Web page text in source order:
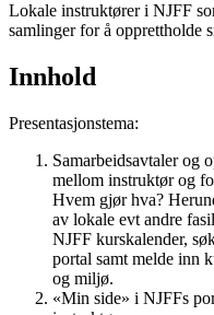
Lokale instruktører i NJFF
samlinger for å opprettholde
Innhold
Presentasjonstema:
Samarbeidsavtaler og
mellom instruktør og
Hvem gjør hva?
av lokale evt andre
NJFF kurskalender,
portal samt melde inn
og miljø.
«Min side» i NJFFs